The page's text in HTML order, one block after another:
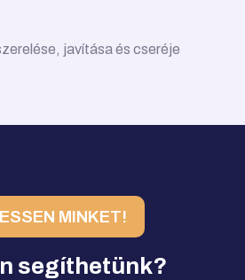
javítása és cseréje
MINKET!
segíthetünk?